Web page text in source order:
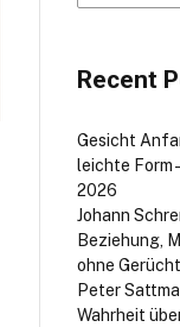
Recent
Gesicht
leichte Form
2026
Johann
Beziehung,
ohne
Peter
Wahrheit